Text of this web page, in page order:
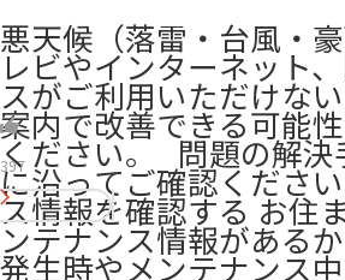
悪天候（落雷・台風・
レビやインターネット
スがご利用いただけな
案内で改善できる可能
ください。 ​ ​ 問題の解
に沿ってご確認くださ
ス情報を確認する お住
ンテナンス情報がある
発生時やメンテナンス
397